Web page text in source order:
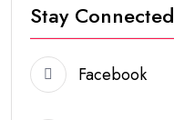
Stay Connected
Facebook